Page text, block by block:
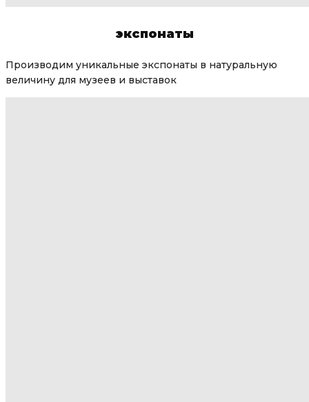
экспонаты
Производим уникальные экспонаты в натуральную
величину для музеев и выставок